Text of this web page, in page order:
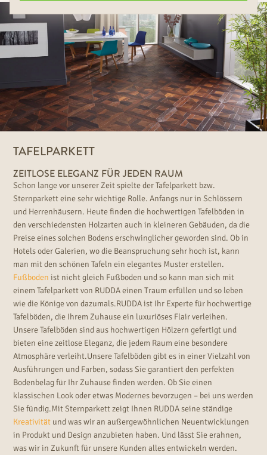
TAFELPARKETT
ZEITLOSE ELEGANZ FÜR JEDEN RAUM
Schon lange vor unserer Zeit spielte der Tafelparkett bzw.
Sternparkett eine sehr wichtige Rolle. Anfangs nur in Schlössern
und Herrenhäusern. Heute finden die hochwertigen Tafelböden in
den verschiedensten Holzarten auch in kleineren Gebäuden, da die
Preise eines solchen Bodens erschwinglicher geworden sind. Ob in
Hotels oder Galerien, wo die Beanspruchung sehr hoch ist, kann
man mit den schönen Tafeln ein elegantes Muster erstellen.
Fußboden ist nicht gleich Fußboden und so kann man sich mit
einem Tafelparkett von RUDDA einen Traum erfüllen und so leben
wie die Könige von dazumals.RUDDA ist Ihr Experte für hochwertige
Tafelböden, die Ihrem Zuhause ein luxuriöses Flair verleihen.
Unsere Tafelböden sind aus hochwertigen Hölzern gefertigt und
bieten eine zeitlose Eleganz, die jedem Raum eine besondere
Atmosphäre verleiht.Unsere Tafelböden gibt es in einer Vielzahl von
Ausführungen und Farben, sodass Sie garantiert den perfekten
Bodenbelag für Ihr Zuhause finden werden. Ob Sie einen
klassischen Look oder etwas Modernes bevorzugen – bei uns werden
Sie fündig.Mit Sternparkett zeigt Ihnen RUDDA seine ständige
Kreativität und was wir an außergewöhnlichen Neuentwicklungen
in Produkt und Design anzubieten haben. Und lässt Sie erahnen,
was wir in Zukunft für unsere Kunden alles entwickeln werden.